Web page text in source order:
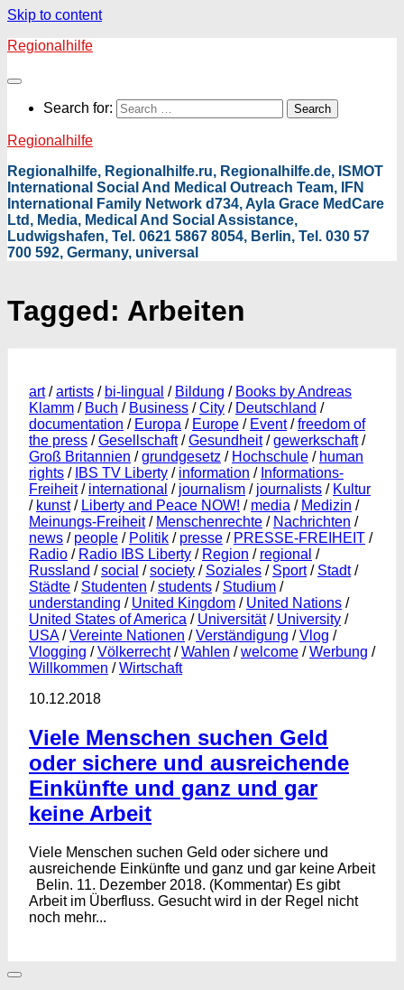
Skip to content
Regionalhilfe
Search for:
Regionalhilfe
Regionalhilfe, Regionalhilfe.ru, Regionalhilfe.de, ISMOT
International Social And Medical Outreach Team, IFN
International Family Network d734, Ayla Grace MedCare
Ltd, Media, Medical And Social Assistance,
Ludwigshafen, Tel. 0621 5867 8054, Berlin, Tel. 030 57
700 592, Germany, universal
Tagged: Arbeiten
art/artists / bi-lingual / Bildung / Books by Andreas
Klamm / Buch / Business /City / Deutschland /
documentation / Europa / Europe / Event/freedom of
the press /Gesellschaft/Gesundheit/gewerkschaft/
Groß Britannien /grundgesetz / Hochschule / human
rights / IBS TV Liberty / information / Informations-
Freiheit/ international / journalism / journalists / Kultur
/ kunst/ Liberty and Peace NOW! / media / Medizin /
Meinungs-Freiheit/ Menschenrechte / Nachrichten /
news / people / Politik / presse / PRESSE-FREIHEIT /
Radio / Radio IBS Liberty / Region / regional /
Russland /social /society / Soziales / Sport/ Stadt/
Städte / Studenten /students / Studium /
understanding / United Kingdom / United Nations /
United States of America / Universität/ University /
USA/Vereinte Nationen /Verständigung /Vlog /
Vlogging /Völkerrecht/Wahlen /welcome /Werbung /
Willkommen /Wirtschaft
10.12.2018
Viele Menschen suchen Geld
oder sichere und ausreichende
Einkünfte und ganz und gar
keine Arbeit
Viele Menschen suchen Geld oder sichere und
ausreichende Einkünfte und ganz und gar keine Arbeit
Belin. 11. Dezember 2018. (Kommentar) Es gibt
Arbeit im Überfluss. Gesucht wird in der Regel nicht
noch mehr...